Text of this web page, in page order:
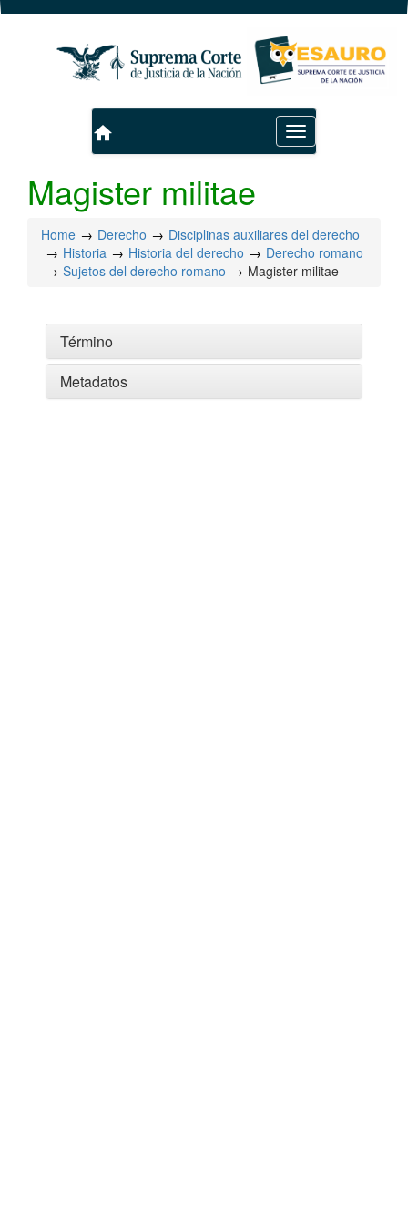
Toggle
navigation
home
Magister militae
Home Derecho
Disciplinas auxiliares del derecho
Historia
Historia del derecho
Derecho romano
Sujetos del derecho romano
Magister militae
Término
Metadatos